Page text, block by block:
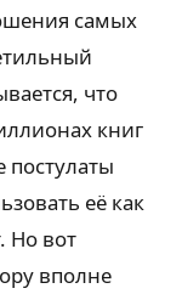
самых
что
книг
постулаты
её как
Но вот
вполне